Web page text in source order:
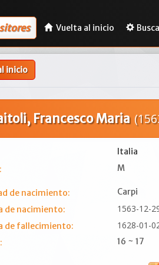
Vuelta al inicio
inicio
Francesco Maria
Italia
M
de nacimiento:
Carpi
de nacimiento:
1563-12-
de fallecimiento: 1628-01-
16 ~ 17